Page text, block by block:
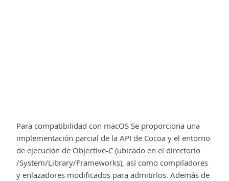
Para compatibilidad con macOS Se proporciona una
implementación parcial de la API de Cocoa y el entorno
de ejecución de Objective-C (ubicado en el directorio
/System/Library/Frameworks), así como compiladores
y enlazadores modificados para admitirlos. Además de